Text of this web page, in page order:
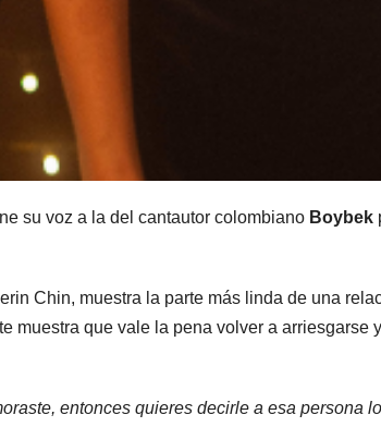
su voz a la del cantautor colombiano Boybek
Chin, muestra la parte más linda de una
muestra que vale la pena volver a arriesgarse
entonces quieres decirle a esa persona